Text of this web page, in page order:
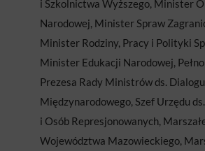
i Szkolnictwa Wyższego, Minister
Narodowej, Minister Spraw
Minister Rodziny, Pracy i Polityki
Minister Edukacji Narodowej,
Prezesa Rady Ministrów ds. Dialogu
Międzynarodowego, Szef Urzędu
i Osób Represjonowanych,
Województwa Mazowieckiego,